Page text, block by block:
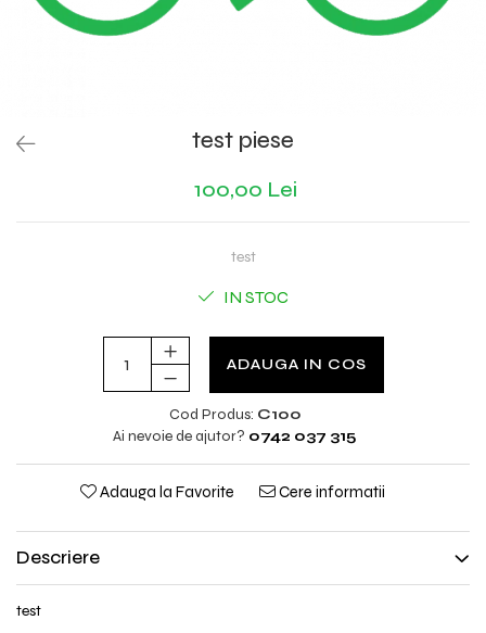
test piese
100,00 Lei
test
IN STOC
ADAUGA IN COS
Cod Produs: C100
Ai nevoie de ajutor? 0742 037 315
Adauga la Favorite Cere informatii
Descriere
test